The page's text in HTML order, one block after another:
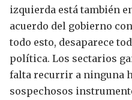
izquierda está también
acuerdo del gobierno
todo esto, desaparece
política. Los sectarios
falta recurrir a ninguna
sospechosos